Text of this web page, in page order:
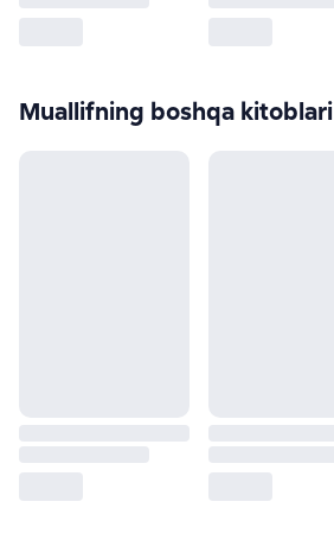
Muallifning boshqa kitoblari